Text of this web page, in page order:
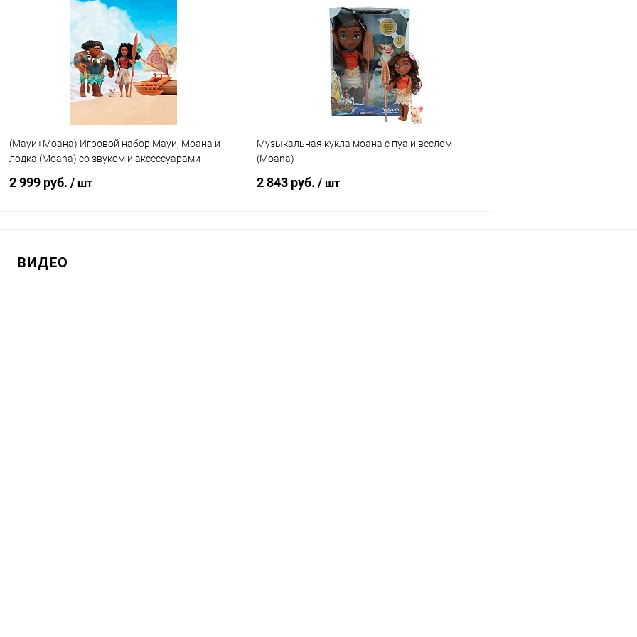
Сравнение
В избранное В наличии
Купить в 1 клик Сравнение
В наличии
(Мауи+Моана) Игровой набор Мауи, Моана и
лодка (Moana) со звуком и аксессуарами
2 999 руб. / шт
Музыкальная кукла моана с пуа и веслом
(Moana)
2 843 руб. / шт
ВИДЕО